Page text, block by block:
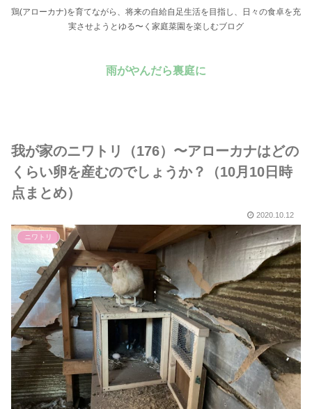
鶏(アローカナ)を育てながら、将来の自給自足生活を目指し、日々の食卓を充
実させようとゆる〜く家庭菜園を楽しむブログ
雨がやんだら裏庭に
我が家のニワトリ（176）〜アローカナはどの
くらい卵を産むのでしょうか？（10月10日時
点まとめ）
2020.10.12
ニワトリ